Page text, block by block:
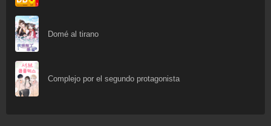
Domé al tirano
Complejo por el segundo protagonista